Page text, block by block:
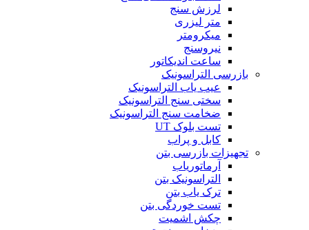
لرزش سنج
متر لیزری
میکرومتر
نیروسنج
ساعت اندیکاتور
بازرسی التراسونیک
عیب یاب التراسونیک
سختی سنج التراسونیک
ضخامت سنج التراسونیک
تست بلوک UT
کابل و پراب
تجهیزات بازرسی بتن
آرماتوریاب
التراسونیک بتن
ترک یاب بتن
تست خوردگی بتن
چکش اشمیت